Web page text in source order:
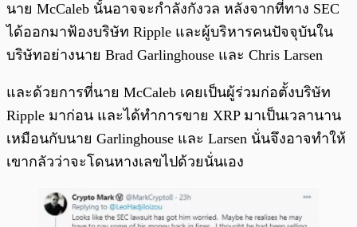
นาย McCaleb นั้นอาจจะกำลังกังวล หลังจากที่ทาง SEC
ได้ออกมาฟ้องบริษัท Ripple และผู้บริหารคนปัจจุบันใน
บริษัทอย่างนาย Brad Garlinghouse และ Chris Larsen
และด้วยการที่นาย McCaleb เคยเป็นผู้ร่วมก่อตั้งบริษัท
Ripple มาก่อน และได้ทำการขาย XRP มาเป็นเวลานาน
เหมือนกับนาย Garlinghouse และ Larsen นั่นจึงอาจทำให้
เขากลัวว่าจะโดนหางเลขไปด้วยนั่นเอง